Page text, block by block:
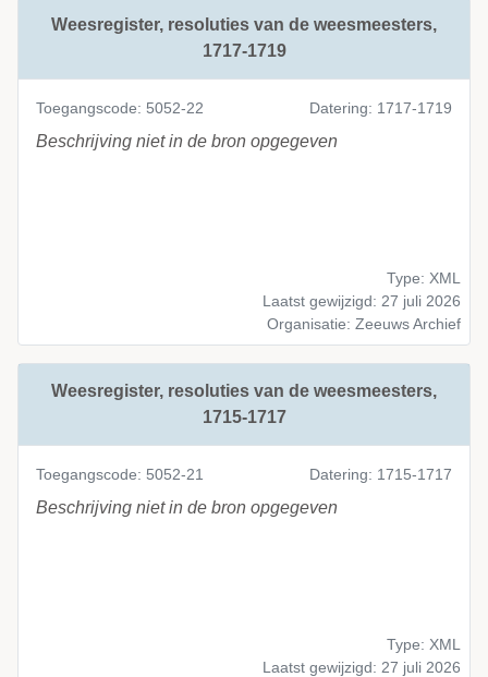
Weesregister, resoluties van de weesmeesters,
1717-1719
Toegangscode: 5052-22 Datering: 1717-1719
Beschrijving niet in de bron opgegeven
Type: XML
Laatst gewijzigd: 27 juli 2026
Organisatie: Zeeuws Archief
Weesregister, resoluties van de weesmeesters,
1715-1717
Toegangscode: 5052-21 Datering: 1715-1717
Beschrijving niet in de bron opgegeven
Type: XML
Laatst gewijzigd: 27 juli 2026